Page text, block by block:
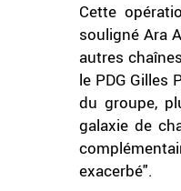
Cette
souligné Ara
autres
le PDG Gilles
du groupe,
galaxie de
exacerbé".